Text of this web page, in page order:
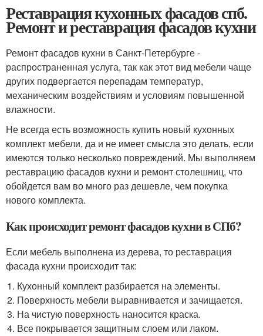
Реставрация кухонных фасадов спб.
Ремонт и реставрация фасадов кухни
Ремонт фасадов кухни в Санкт-Петербурге -
распространенная услуга, так как этот вид мебели чаще
других подвергается перепадам температур,
механическим воздействиям и условиям повышенной
влажности.
Не всегда есть возможность купить новый кухонных
комплект мебели, да и не имеет смысла это делать, если
имеются только несколько повреждений. Мы выполняем
реставрацию фасадов кухни и ремонт столешниц, что
обойдется вам во много раз дешевле, чем покупка
нового комплекта.
Как происходит ремонт фасадов кухни в СПб?
Если мебель выполнена из дерева, то реставрация
фасада кухни происходит так:
Кухонный комплект разбирается на элементы.
Поверхность мебели выравнивается и зачищается.
На чистую поверхность наносится краска.
Все покрывается защитным слоем или лаком.